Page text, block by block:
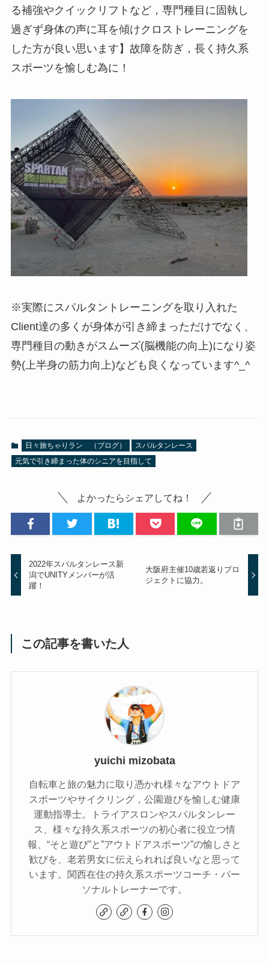
る補強やクイックリフトなど，専門種目に固執し
過ぎず身体の声に耳を傾けクロストレーニングを
した方が良い思います】故障を防ぎ，長く持久系
スポーツを愉しむ為に！
※実際にスパルタントレーニングを取り入れた
Client達の多くが身体が引き締まっただけでなく、
専門種目の動きがスムーズ(脳機能の向上)になり姿
勢(上半身の筋力向上)なども良くなっています^_^
日々旅ちゃりラン （ブログ）
スパルタンレース
元気で引き締まった体のシニアを目指して
よかったらシェアしてね！
2022年スパルタンレース新
潟でUNITYメンバーが活
躍！
大阪府主催10歳若返りプロ
ジェクトに協力。
この記事を書いた人
yuichi mizobata
自転車と旅の魅力に取り憑かれ様々なアウトドア
スポーツやサイクリング，公園遊びを愉しむ健康
運動指導士。トライアスロンやスパルタンレー
ス、様々な持久系スポーツの初心者に役立つ情
報、“そと遊び”と”アウトドアスポーツ”の愉しさと
歓びを、老若男女に伝えられれば良いなと思って
います。関西在住の持久系スポーツコーチ・パー
ソナルトレーナーです。